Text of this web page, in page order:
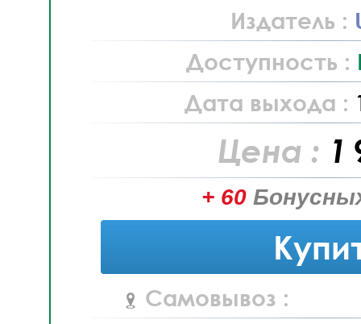
Издатель :
Доступность :
Дата выхода :
Цена : 1
+ 60
Самовывоз :